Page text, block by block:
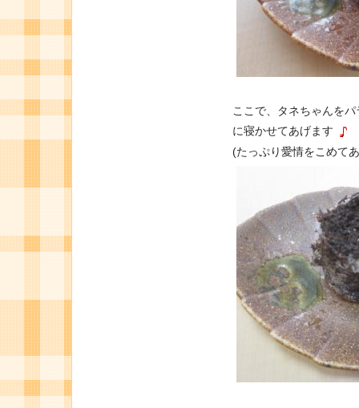
ここで、タネちゃんを
に寝かせてあげます
(たっぷり愛情をこめて